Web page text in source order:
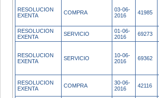
RESOLUCION
EXENTA
COMPRA
03-06-
2016
41985
RESOLUCION
EXENTA
SERVICIO
01-06-
2016
69273
RESOLUCION
EXENTA
SERVICIO
10-06-
2016
69362
RESOLUCION
EXENTA
COMPRA
30-06-
2016
42116